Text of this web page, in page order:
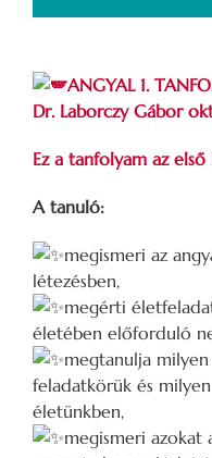
ANGYAL 1.
Dr. Laborczy Gábor
Ez a tanfolyam az
A tanuló:
megismeri az
létezésben,
megérti
életében előforduló
megtanulja
feladatkörük és
életünkben,
megismeri azokat